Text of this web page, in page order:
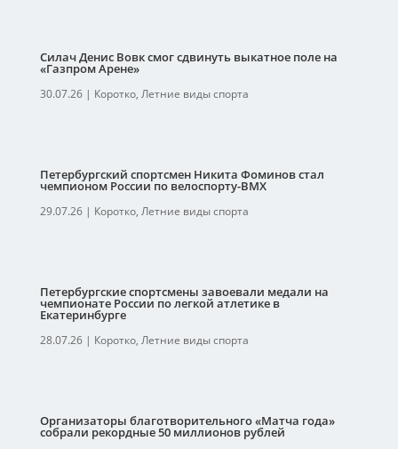
Силач Денис Вовк смог сдвинуть выкатное поле на
«Газпром Арене»
30.07.26| Коротко, Летние виды спорта
Петербургский спортсмен Никита Фоминов стал
чемпионом России по велоспорту-ВМХ
29.07.26| Коротко, Летние виды спорта
Петербургские спортсмены завоевали медали на
чемпионате России по легкой атлетике в
Екатеринбурге
28.07.26| Коротко, Летние виды спорта
Организаторы благотворительного «Матча года»
собрали рекордные 50 миллионов рублей